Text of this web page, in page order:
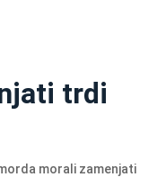
trdi
morali zamenjati